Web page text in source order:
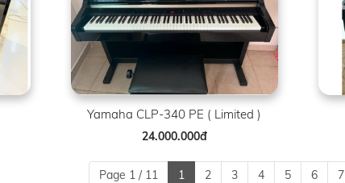
Yamaha CLP-340 PE ( Limited )
24.000.000đ
Page 1 / 11 1 2 3 4 5 6 7